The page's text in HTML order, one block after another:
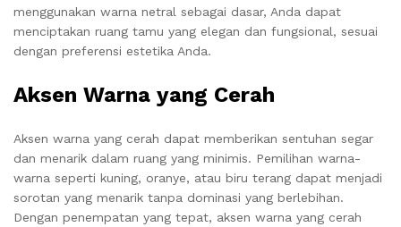
menggunakan warna netral sebagai dasar, Anda dapat
menciptakan ruang tamu yang elegan dan fungsional, sesuai
dengan preferensi estetika Anda.
Aksen Warna yang Cerah
Aksen warna yang cerah dapat memberikan sentuhan segar
dan menarik dalam ruang yang minimis. Pemilihan warna-
warna seperti kuning, oranye, atau biru terang dapat menjadi
sorotan yang menarik tanpa dominasi yang berlebihan.
Dengan penempatan yang tepat, aksen warna yang cerah